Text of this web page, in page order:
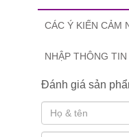
CÁC Ý KIẾN CẢM
NHẬP THÔNG
Đánh giá sản